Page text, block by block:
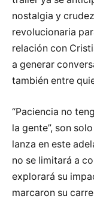
nostalgia y
revolucionaria
relación con
a generar
también entre
“Paciencia no
la gente”, son
lanza en este
no se limitará a
explorará su
marcaron su